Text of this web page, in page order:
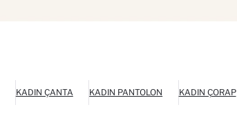
KADIN ÇANTA KADIN PANTOLON KADIN ÇORAP